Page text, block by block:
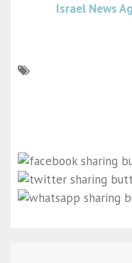
Israel News